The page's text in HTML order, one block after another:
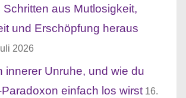
Schritten aus Mutlosigkeit,
und Erschöpfung heraus
2026
innerer Unruhe, und wie du
einfach los wirst 16.